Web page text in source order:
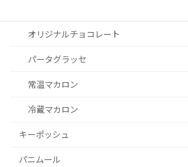
オリジナルチョコレート
パータグラッセ
常温マカロン
冷蔵マカロン
キーポッシュ
パニムール